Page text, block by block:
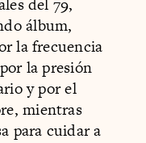
del 79,
álbum,
la frecuencia
la presión
y por el
mientras
para cuidar a